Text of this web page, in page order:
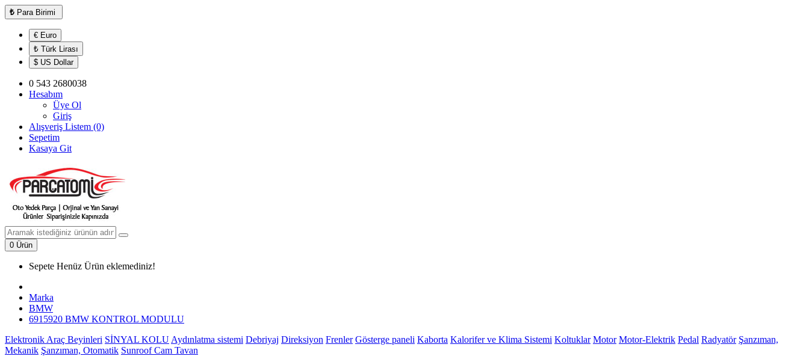
₺ Para Birimi
€ Euro
₺ Türk Lirası
$ US Dollar
0 543 2680038
Hesabım
Üye Ol
Giriş
Alışveriş Listem (0)
Sepetim
Kasaya Git
0 Ürün
Sepete Henüz Ürün eklemediniz!
Marka
BMW
6915920 BMW KONTROL MODULU
Elektronik Araç Beyinleri SİNYAL KOLU Aydınlatma sistemi Debriyaj Direksiyon Frenler Gösterge paneli Kaborta Kalorifer ve Klima Sistemi Koltuklar Motor Motor-Elektrik Pedal Radyatör Şanzıman,
Mekanik Şanzıman, Otomatik Sunroof Cam Tavan